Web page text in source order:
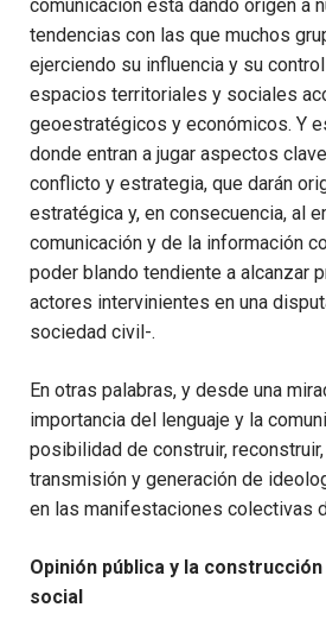
comunicación está dando origen a
tendencias con las que muchos
ejerciendo su influencia y su
espacios territoriales y sociales
geoestratégicos y económicos. Y
donde entran a jugar aspectos
conflicto y estrategia, que darán
estratégica y, en consecuencia, al
comunicación y de la información
poder blando tendiente a alcanzar
actores intervinientes en una
sociedad civil-.
En otras palabras, y desde una
importancia del lenguaje y la
posibilidad de construir,
transmisión y generación de
en las manifestaciones colectivas
Opinión pública y la
social